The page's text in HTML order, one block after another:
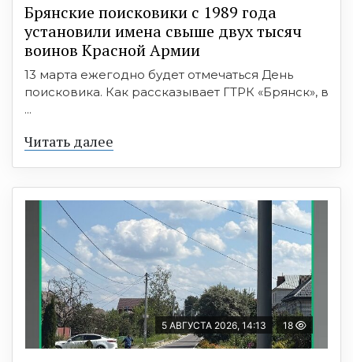
Брянские поисковики с 1989 года
установили имена свыше двух тысяч
воинов Красной Армии
13 марта ежегодно будет отмечаться День
поисковика. Как рассказывает ГТРК «Брянск», в
...
Читать далее
5 АВГУСТА 2026, 14:13 18